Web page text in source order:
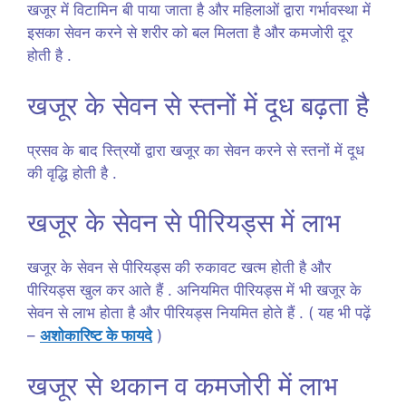
खजूर में विटामिन बी पाया जाता है और महिलाओं द्वारा गर्भावस्था में
इसका सेवन करने से शरीर को बल मिलता है और कमजोरी दूर
होती है .
खजूर के सेवन से स्तनों में दूध बढ़ता है
प्रसव के बाद स्त्रियों द्वारा खजूर का सेवन करने से स्तनों में दूध
की वृद्धि होती है .
खजूर के सेवन से पीरियड्स में लाभ
खजूर के सेवन से पीरियड्स की रुकावट खत्म होती है और
पीरियड्स खुल कर आते हैं . अनियमित पीरियड्स में भी खजूर के
सेवन से लाभ होता है और पीरियड्स नियमित होते हैं . ( यह भी पढ़ें
– अशोकारिष्ट के फायदे)
खजूर से थकान व कमजोरी में लाभ